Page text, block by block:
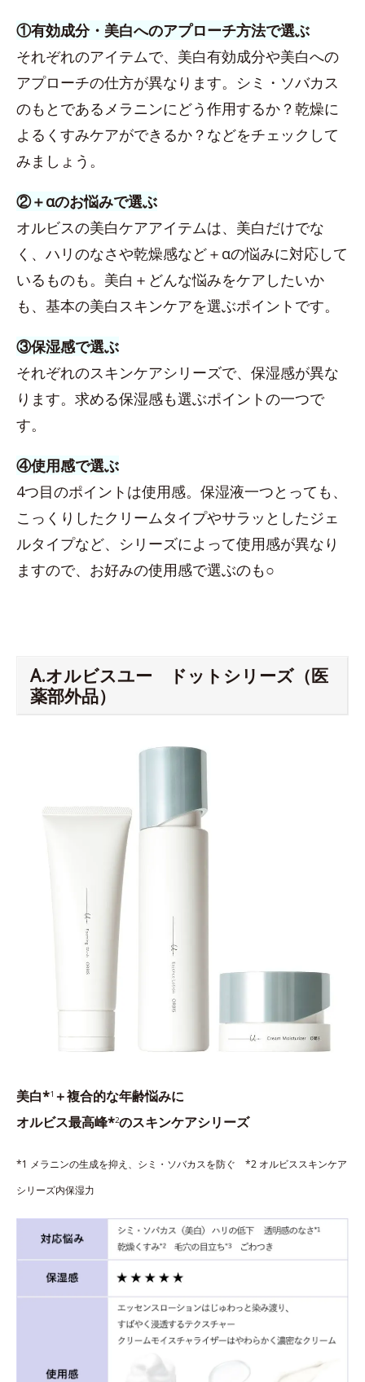
①有効成分・美白へのアプローチ方法で選ぶ
それぞれのアイテムで、美白有効成分や美白への
アプローチの仕方が異なります。シミ・ソバカス
のもとであるメラニンにどう作用するか？乾燥に
よるくすみケアができるか？などをチェックして
みましょう。
②＋αのお悩みで選ぶ
オルビスの美白ケアアイテムは、美白だけでな
く、ハリのなさや乾燥感など＋αの悩みに対応して
いるものも。美白＋どんな悩みをケアしたいか
も、基本の美白スキンケアを選ぶポイントです。
③保湿感で選ぶ
それぞれのスキンケアシリーズで、保湿感が異な
ります。求める保湿感も選ぶポイントの一つで
す。
④使用感で選ぶ
4つ目のポイントは使用感。保湿液一つとっても、
こっくりしたクリームタイプやサラッとしたジェ
ルタイプなど、シリーズによって使用感が異なり
ますので、お好みの使用感で選ぶのも○
A.オルビスユー ドットシリーズ（医
薬部外品）
美白*1 ＋複合的な年齢悩みに
オルビス最高峰*2のスキンケアシリーズ
*1 メラニンの生成を抑え、シミ・ソバカスを防ぐ *2 オルビススキンケア
シリーズ内保湿力